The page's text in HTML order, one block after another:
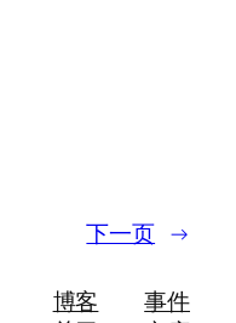
下一页 →
博客
事件